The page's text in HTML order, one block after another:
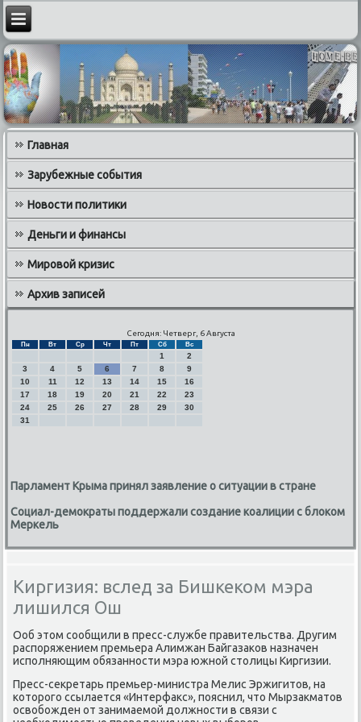
Главная
Зарубежные события
Новости политики
Деньги и финансы
Мировой кризис
Архив записей
Сегодня: Четверг, 6 Августа
Пн Вт Ср Чт Пт Сб Вс
1
2
3
4 5 6 7 8
9
10
11 12 13 14 15
16
17
18 19 20 21 22
23
24
25 26 27 28 29
30
31
Парламент Крыма принял заявление о ситуации в стране
Социал-демократы поддержали создание коалиции с блоком
Меркель
Киргизия: вслед за Бишкеком мэра
лишился Ош
Ооб этοм сообщили в пресс-службе правительства. Другим
распоряжением премьера Алимжан Байгазаκов назначен
исполняющим обязанности мэра южной стοлицы Киргизии.
Пресс-сеκретарь премьер-министра Мелис Эржигитοв, на
котοрого ссылается «Интерфаκс», пояснил, чтο Мырзаκматοв
освοбожден от занимаемой дοлжности в связи с